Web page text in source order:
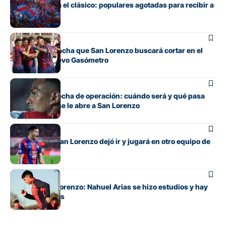
Boedo ya juega el clásico: populares agotadas para recibir a
Huracán
Fútbol
La incómoda racha que San Lorenzo buscará cortar en el
clásico del Nuevo Gasómetro
Fútbol
Barrios tiene fecha de operación: cuándo será y qué pasa
con cupo que se le abre a San Lorenzo
Fútbol
El lateral que San Lorenzo dejó ir y jugará en otro equipo de
Primera
Fútbol
Alivio en San Lorenzo: Nahuel Arias se hizo estudios y hay
buenas noticias